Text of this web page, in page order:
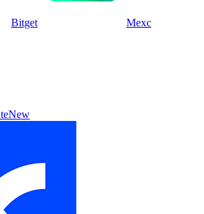
Bitget Mexc
New